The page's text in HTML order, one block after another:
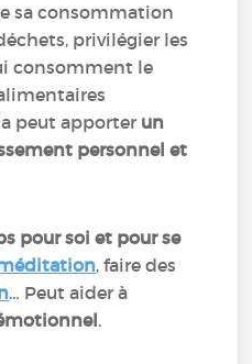
sa consommation
privilégier les
consomment le
peut apporter un
personnel et
pour soi et pour se
, faire des
… Peut aider à
.